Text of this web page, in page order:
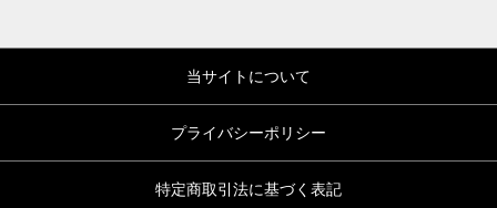
当サイトについて
プライバシーポリシー
特定商取引法に基づく表記